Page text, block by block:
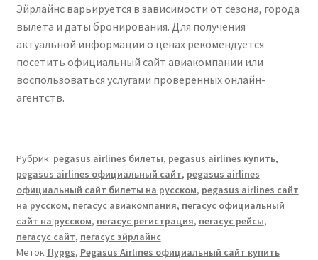
Эйрлайнс варьируется в зависимости от сезона, города
вылета и даты бронирования. Для получения
актуальной информации о ценах рекомендуется
посетить официальный сайт авиакомпании или
воспользоваться услугами проверенных онлайн-
агентств.
Рубрик: pegasus airlines билеты, pegasus airlines купить,
pegasus airlines официальный сайт, pegasus airlines
официальный сайт билеты на русском, pegasus airlines сайт
на русском, пегасус авиакомпания, пегасус официальный
сайт на русском, пегасус регистрация, пегасус рейсы,
пегасус сайт, пегасус эйрлайнс
Меток flypgs, Pegasus Airlines официальный сайт купить